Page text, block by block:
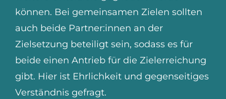
können. Bei gemeinsamen Zielen sollten
auch beide Partner:innen an der
Zielsetzung beteiligt sein, sodass es für
beide einen Antrieb für die Zielerreichung
gibt. Hier ist Ehrlichkeit und gegenseitiges
Verständnis gefragt.